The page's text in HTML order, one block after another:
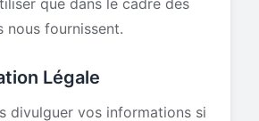
que dans le cadre des
nous fournissent.
Légale
divulguer vos informations si